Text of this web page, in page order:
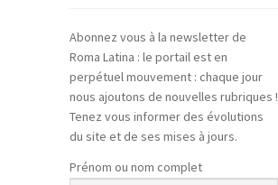
Abonnez vous à la newsletter de
Roma Latina : le portail est en
perpétuel mouvement : chaque jour
nous ajoutons de nouvelles rubriques !
Tenez vous informer des évolutions
du site et de ses mises à jours.
Prénom ou nom complet